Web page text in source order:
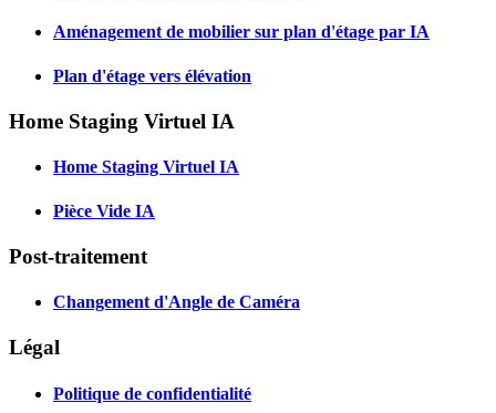
Aménagement de mobilier sur plan d'étage par IA
Plan d'étage vers élévation
Home Staging Virtuel IA
Home Staging Virtuel IA
Pièce Vide IA
Post-traitement
Changement d'Angle de Caméra
Légal
Politique de confidentialité